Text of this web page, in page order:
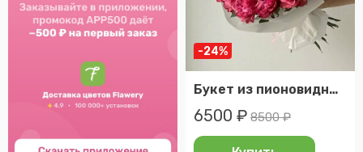
-24%
Букет из пионовидных роз country blues — 25 шт
6500 ₽ 8500 ₽